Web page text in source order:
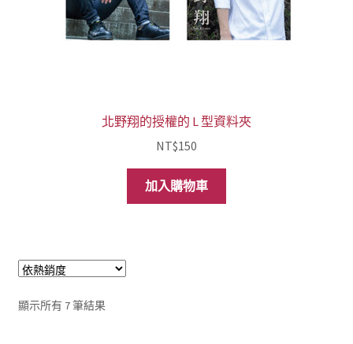
北野翔的授權的 L 型資料夾
NT$150
加入購物車
顯示所有 7 筆結果依